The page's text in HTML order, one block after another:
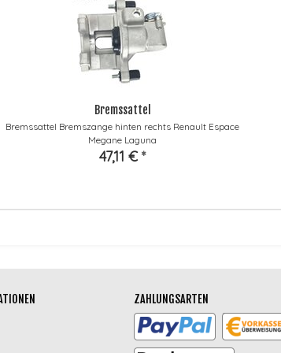
Bremssattel
Bremssattel Bremszange hinten rechts Renault Espace
Megane Laguna
47,11 € *
ZAHLUNGSARTEN